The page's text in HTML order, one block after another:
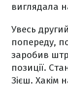
виглядала
Увесь
попереду,
заробив
позиції.
Зієш. Хакім